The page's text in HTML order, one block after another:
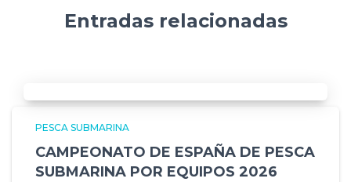
Entradas relacionadas
PESCA SUBMARINA
CAMPEONATO DE ESPAÑA DE PESCA
SUBMARINA POR EQUIPOS 2026